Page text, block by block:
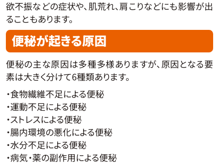
欲不振などの症状や、肌荒れ、肩こりなどにも影響が出
ることもあります。
便秘が起きる原因
便秘の主な原因は多種多様ありますが、原因となる要
素は大きく分けて6種類あります。
・食物繊維不足による便秘
・運動不足による便秘
・ストレスによる便秘
・腸内環境の悪化による便秘
・水分不足による便秘
・病気・薬の副作用による便秘